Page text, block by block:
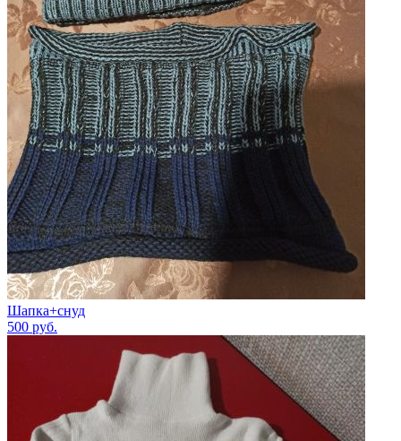
Шапка+снуд
500 руб.